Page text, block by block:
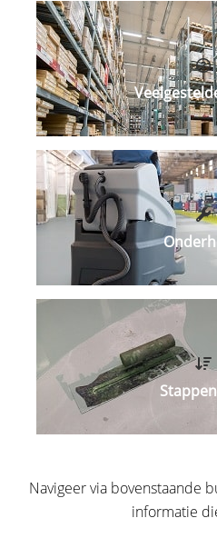
Navigeer via bovenstaande
informatie